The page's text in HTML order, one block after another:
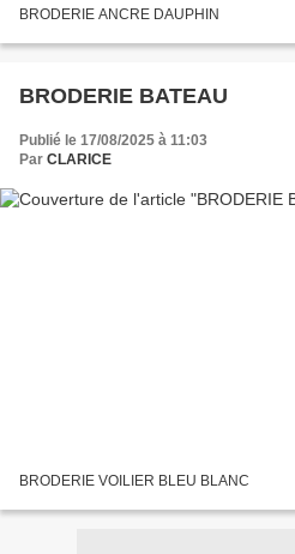
BRODERIE ANCRE DAUPHIN
BRODERIE BATEAU
Publié le 17/08/2025 à 11:03
Par CLARICE
BRODERIE VOILIER BLEU BLANC